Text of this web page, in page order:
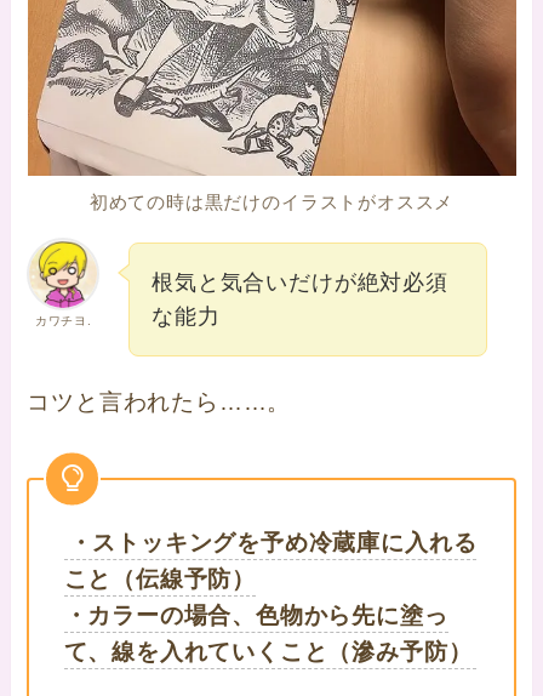
初めての時は黒だけのイラストがオススメ
カワチヨ.
根気と気合いだけが絶対必須
な能力
コツと言われたら……。
・ストッキングを予め冷蔵庫に入れる
こと（伝線予防）
・カラーの場合、色物から先に塗っ
て、線を入れていくこと（滲み予防）